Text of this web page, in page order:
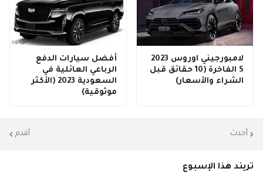
لامبورجيني اوروس 2023
S الفاخرة (10 حقائق قبل
الشراء والأسعار)
أفضل سيارات الدفع
الرباعي العائلية في
السعودية 2023 (الأكثر
موثوقية)
أحدث أقدم
تريند هذا الإسبوع